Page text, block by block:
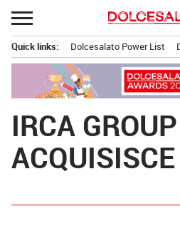
Passa
al
contenuto
principale
Quick links: Dolcesalato Power List
IRCA GROUP